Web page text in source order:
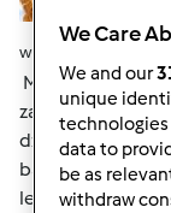
wt., 05/14/2013 -
Marzenko
zakończy się
dzieckiem po
bardzo często
lekarzach
We Care
We and our
unique
technologies
data to
be as
withdraw